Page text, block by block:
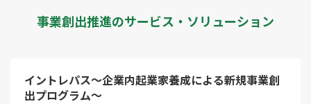
事業創出推進のサービス・ソリューション
イントレパス～企業内起業家養成による新規事業創
出プログラム～